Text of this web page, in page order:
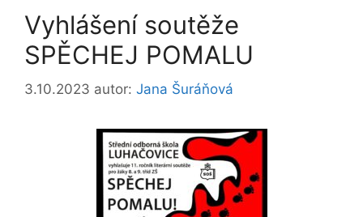
Vyhlášení soutěže
SPĚCHEJ POMALU
3.10.2023 autor: Jana Šuráňová